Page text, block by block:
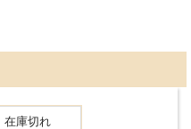
在庫切れ